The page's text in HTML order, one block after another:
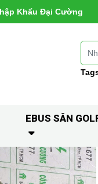
Khẩu Đại Cường
EBUS SÂN